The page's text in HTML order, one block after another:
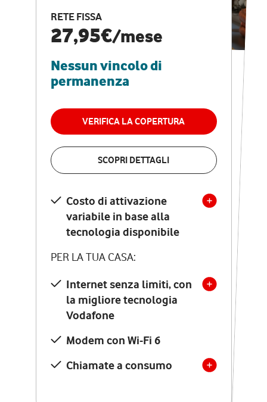
RETE FISSA
27,95€/mese
Nessun vincolo di
permanenza
VERIFICA LA COPERTURA
SCOPRI DETTAGLI
Costo di attivazione
variabile in base alla
tecnologia disponibile
PER LA TUA CASA:
Internet senza limiti, con
la migliore tecnologia
Vodafone
Modem con Wi-Fi 6
Chiamate a consumo
Internet veloce e
vantaggi speciali
RETE FISSA + VODAFONE CLUB
29,95€
permanenza
VERIFICA LA COPERTURA
Costo di attivazione
variabile in base alla
tecnologia disponibile
PER LA TUA CASA:
Internet senza limiti, con
la migliore tecnologia
Vodafone
Modem Seven con Wi-Fi 7
Chiamate illimitate verso
numeri fissi e mobili
nazionali